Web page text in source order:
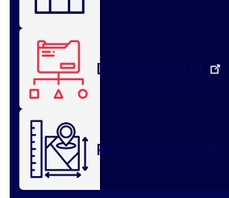
Datový portál
Portál územního